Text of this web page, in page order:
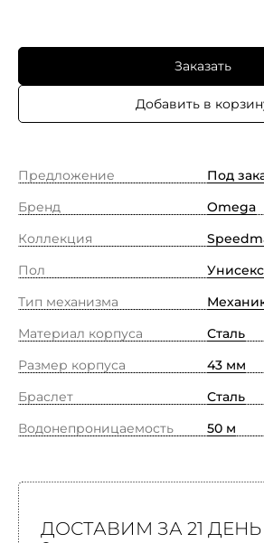
Заказать
Добавить в
Предложение
Под
Бренд
Omega
Коллекция
Пол
Унисекс
Тип механизма
Материал корпуса
Сталь
Размер корпуса
43 мм
Браслет
Сталь
Водонепроницаемость
50 м
ДОСТАВИМ ЗА 21 ДЕНЬ